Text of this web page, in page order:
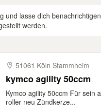
und lasse dich
werden.
51061 Köln Stammheim
kymco agility 50ccm
Kymco agility 50ccm Für sein
roller neu Zündkerze...